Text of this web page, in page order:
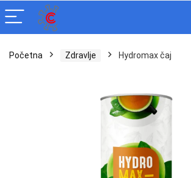
Početna Zdravlje Hydromax čaj